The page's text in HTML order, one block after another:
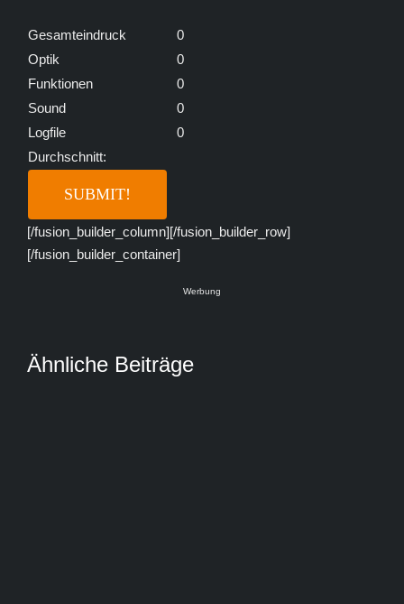
Gesamteindruck
0
Optik
0
Funktionen
0
Sound
0
Logfile
0
Durchschnitt:
[/fusion_builder_column][/fusion_builder_row]
[/fusion_builder_container]
Werbung
Ähnliche Beiträge